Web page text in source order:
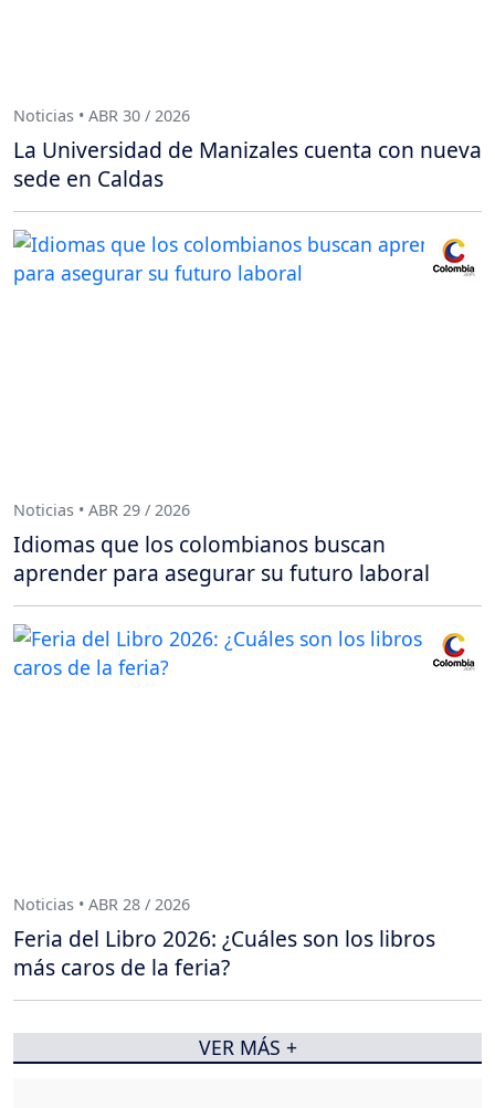
Noticias • ABR 30 / 2026
La Universidad de Manizales cuenta con nueva
sede en Caldas
Noticias • ABR 29 / 2026
Idiomas que los colombianos buscan
aprender para asegurar su futuro laboral
Noticias • ABR 28 / 2026
Feria del Libro 2026: ¿Cuáles son los libros
más caros de la feria?
VER MÁS +